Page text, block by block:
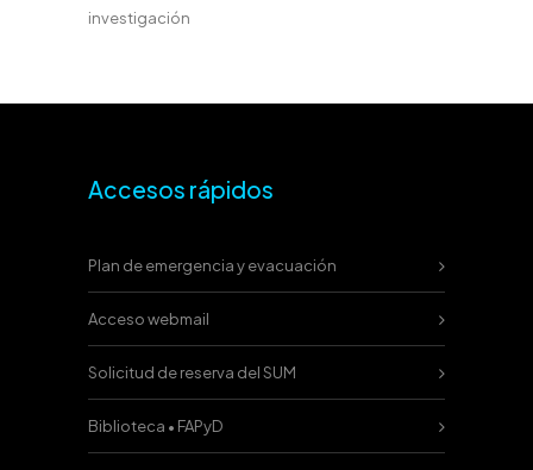
investigación
Accesos rápidos
Plan de emergencia y evacuación
Acceso webmail
Solicitud de reserva del SUM
Biblioteca • FAPyD